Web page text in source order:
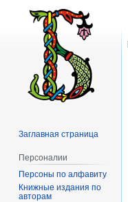
Заглавная страница
Персоналии
Персоны по алфавиту
Книжные издания по
авторам